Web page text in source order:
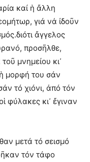
καί ἡ ἄλλη
γιά νά ἰδοῦν
ἄγγελος
προσῆλθε,
μνημείου κι᾿
μορφή του σάν
τό χιόνι, ἀπό τόν
φύλακες κι᾿ ἔγιναν
μετά τό σεισμό
τόν τάφο